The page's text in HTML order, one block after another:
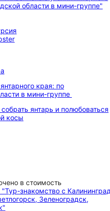
края: по
в мини-группе
янтарь и полюбоваться
косы
в стоимость